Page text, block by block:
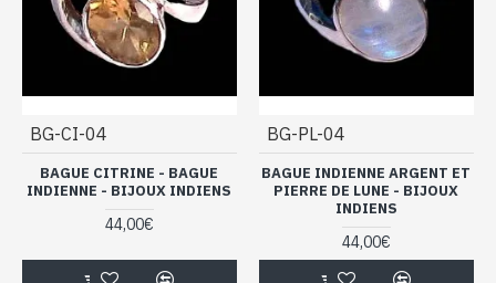
BG-CI-04
BAGUE CITRINE - BAGUE
INDIENNE - BIJOUX INDIENS
44,00€
BG-PL-04
BAGUE INDIENNE ARGENT ET
PIERRE DE LUNE - BIJOUX
INDIENS
44,00€